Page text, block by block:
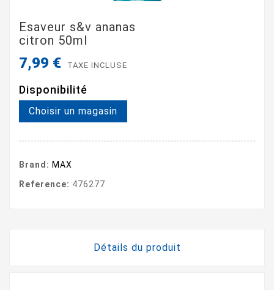
Esaveur s&v ananas
citron 50ml
7,99 € TAXE INCLUSE
Disponibilité
Choisir un magasin
Brand: MAX
Reference: 476277
Détails du produit